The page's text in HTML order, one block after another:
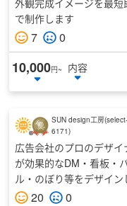
外観完成イメージを最短
で制作します
7 0
10,000円~
内容
SUN design工房(
6171)
広告会社のプロのデザイ
が効果的なDM・看板・
ル・のぼり等をデザイン
す 20 0